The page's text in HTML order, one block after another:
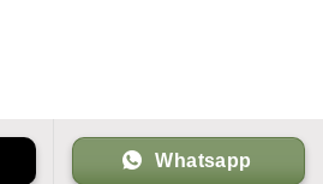
Whatsapp